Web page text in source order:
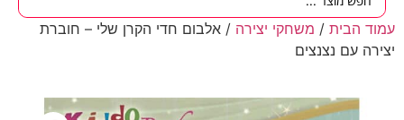
עמוד הבית / משחקי יצירה / אלבום חדי הקרן שלי – חוברת
יצירה עם נצנצים